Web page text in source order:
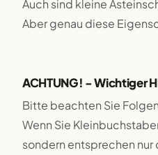
Auch sind kleine
Aber genau diese
ACHTUNG! - Wichtiger
Bitte beachten Sie
Wenn Sie
sondern entsprechen